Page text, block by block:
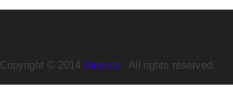
Copyright © 2014 Bindiribli. All rights reserved.